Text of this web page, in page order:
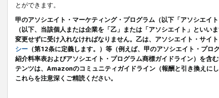
とができます。
甲のアソシエイト・マーケティング・プログラム（以下「アソシエイ
（以下、当該個人または企業を「乙」または「アソシエイト」とい
変更せずに受け入れなければなりません。乙は、アソシエイト・サイ
シー （第12条に定義します。）等（例えば、甲のアソシエイト・プ
紹介料率表およびアソシエイト・プログラム商標ガイドライン）を
テンツは、Amazonのコミュニティガイドライン（報酬と引き換えに
これらを注意深くご精読ください。